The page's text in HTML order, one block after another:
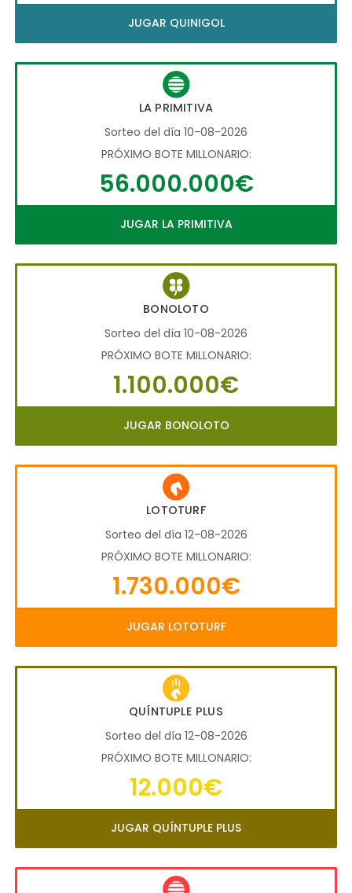
JUGAR QUINIGOL
LA PRIMITIVA
Sorteo del día 10-08-2026
PRÓXIMO BOTE MILLONARIO:
56.000.000€
JUGAR LA PRIMITIVA
BONOLOTO
Sorteo del día 10-08-2026
PRÓXIMO BOTE MILLONARIO:
1.100.000€
JUGAR BONOLOTO
LOTOTURF
Sorteo del día 12-08-2026
PRÓXIMO BOTE MILLONARIO:
1.730.000€
JUGAR LOTOTURF
QUÍNTUPLE PLUS
Sorteo del día 12-08-2026
PRÓXIMO BOTE MILLONARIO:
12.000€
JUGAR QUÍNTUPLE PLUS